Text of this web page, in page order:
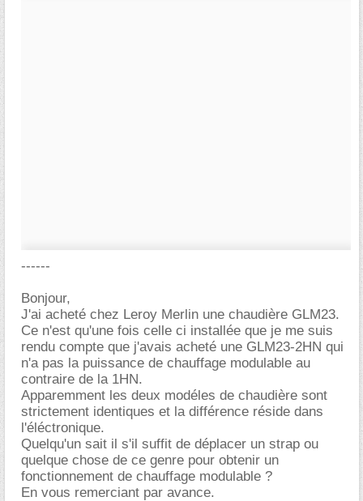
------
Bonjour,
J'ai acheté chez Leroy Merlin une chaudière GLM23.
Ce n'est qu'une fois celle ci installée que je me suis
rendu compte que j'avais acheté une GLM23-2HN qui
n'a pas la puissance de chauffage modulable au
contraire de la 1HN.
Apparemment les deux modéles de chaudière sont
strictement identiques et la différence réside dans
l'éléctronique.
Quelqu'un sait il s'il suffit de déplacer un strap ou
quelque chose de ce genre pour obtenir un
fonctionnement de chauffage modulable ?
En vous remerciant par avance.